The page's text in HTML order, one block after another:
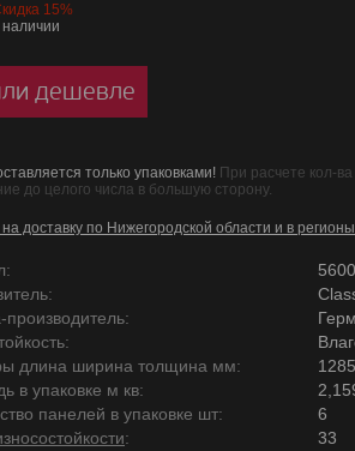
15%
наличии
дешевле
только упаковками! При расчете кол-
до целого числа в большую сторону.
доставку по Нижегородской области и в
производитель:
длина ширина толщина мм:
в упаковке м кв:
панелей в упаковке шт:
6
:
33